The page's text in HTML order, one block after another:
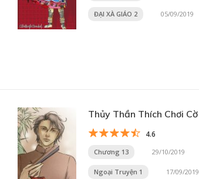
ĐẠI XÀ GIÁO 2 05/09/2019
Thủy Thần Thích Chơi Cờ
4.6
Chương 13 29/10/2019
Ngoại Truyện 1 17/09/2019